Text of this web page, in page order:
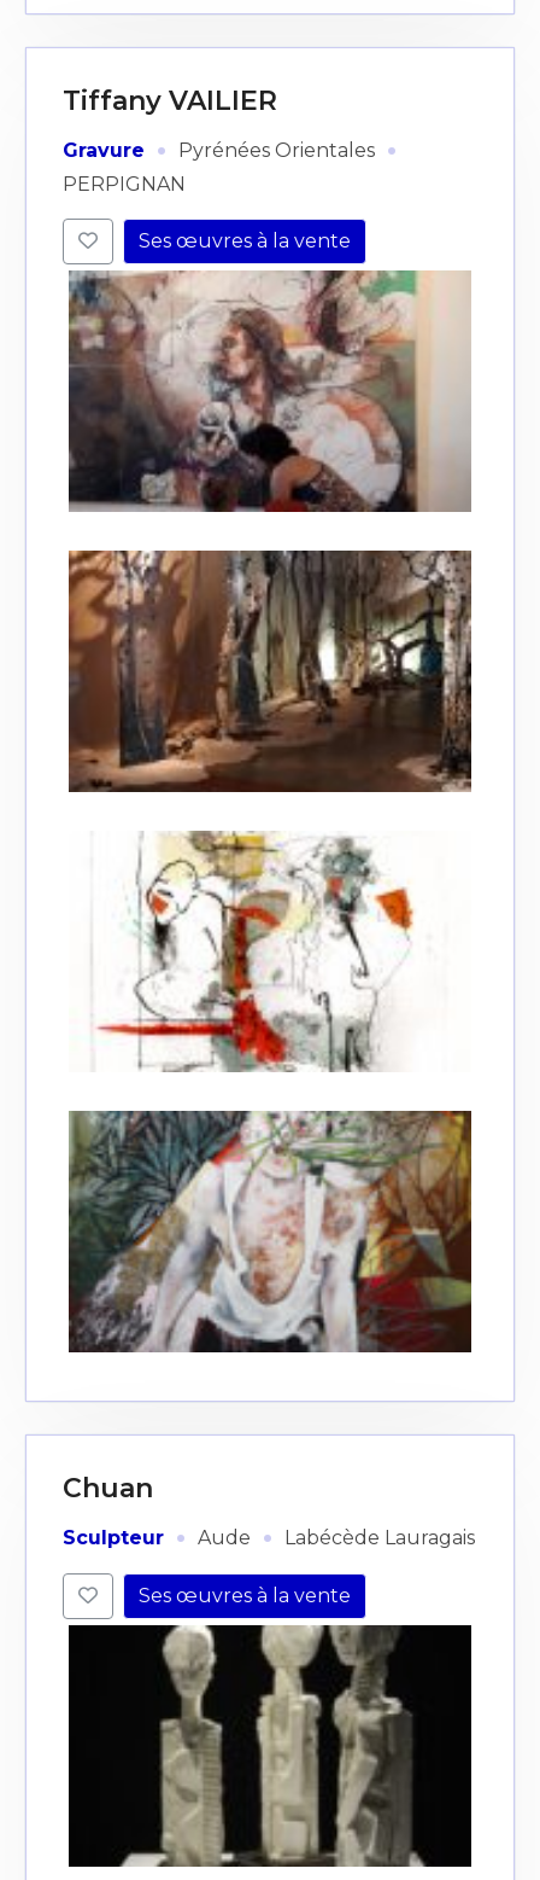
Tiffany VAILIER
Gravure · Pyrénées Orientales ·
PERPIGNAN
Ses œuvres à la vente
Chuan
Sculpteur · Aude · Labécède Lauragais
Ses œuvres à la vente